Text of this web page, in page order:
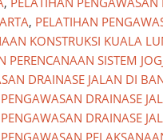
, PELATIHAN
KONSTRUKSI KUALA
PERENCANAAN SISTEM
DRAINASE JALAN DI
DRAINASE
DRAINASE